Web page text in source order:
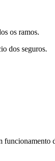
os ramos.
dos seguros.